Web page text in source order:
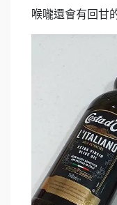
喉嚨還會有回甘